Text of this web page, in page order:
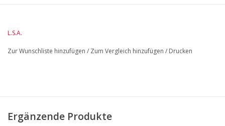
L.S.A.
Zur Wunschliste hinzufügen / Zum Vergleich hinzufügen / Drucken
Ergänzende Produkte